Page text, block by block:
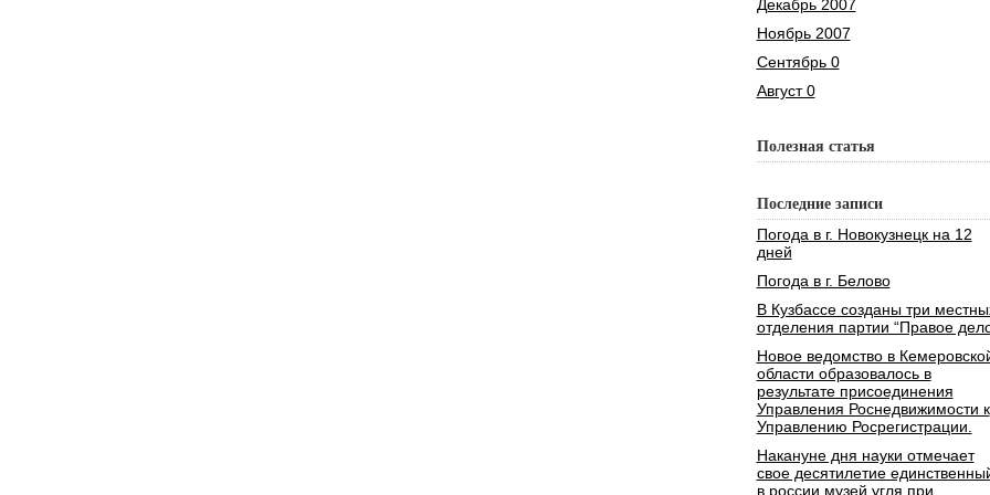
Декабрь 2007
Ноябрь 2007
Сентябрь 0
Август 0
Полезная статья
Последние записи
Погода в г. Новокузнецк на 12
дней
Погода в г. Белово
В Кузбассе созданы три
отделения партии “Правое
Новое ведомство в
области образовалось в
результате присоединения
Управления Роснедвижимости к
Управлению Росрегистрации.
Накануне дня науки отмечает
свое десятилетие
в россии музей угля при